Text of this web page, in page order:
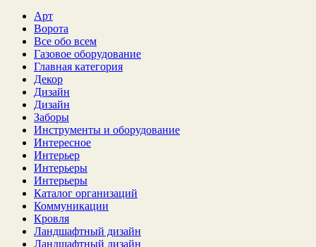
Арт
Ворота
Все обо всем
Газовое оборудование
Главная категория
Декор
Дизайн
Дизайн
Заборы
Инструменты и оборудование
Интересное
Интерьер
Интерьеры
Интерьеры
Каталог организаций
Коммуникации
Кровля
Ландшафтный дизайн
Ландшафтный дизайн